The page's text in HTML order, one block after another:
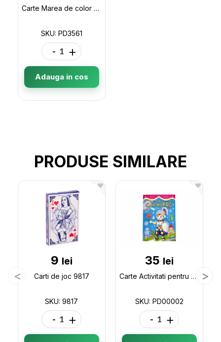
Carte Marea de color Printese mici PD3561
SKU: PD3561
- +
Adauga in cos
PRODUSE SIMILARE
9 lei
Carti de joc 9817
SKU: 9817
- +
35 lei
Carte Activitati pentru cavaleri mici PD00002
SKU: PD00002
- +